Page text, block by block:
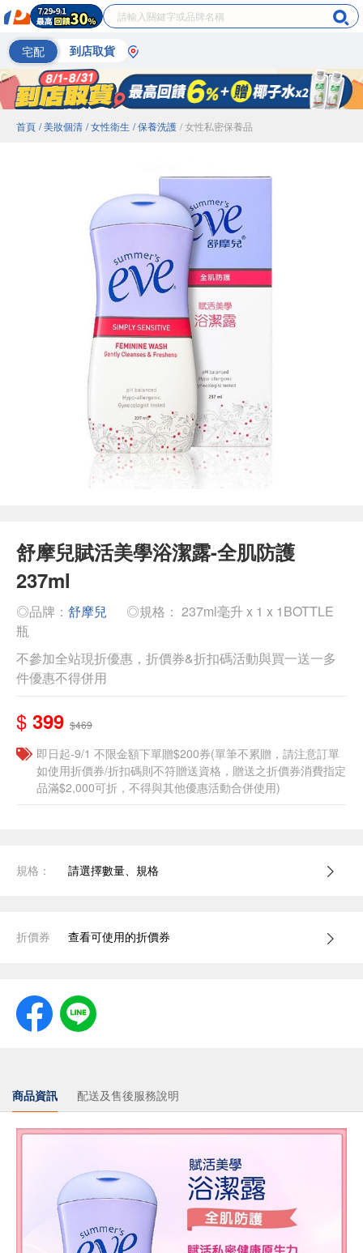
宅配 到店取貨
首頁 / 美妝個清 / 女性衛生 / 保養洗護 / 女性私密保養品
舒摩兒賦活美學浴潔露-全肌防護
237ml
◎品牌： 舒摩兒
◎規格： 237ml毫升 x 1 x 1BOTTLE
瓶
不參加全站現折優惠，折價券&折扣碼活動與買一送一多
件優惠不得併用
$ 399 $469
即日起-9/1 不限金額下單贈$200券(單筆不累贈，請注意訂單
如使用折價券/折扣碼則不符贈送資格，贈送之折價券消費指定
品滿$2,000可折，不得與其他優惠活動合併使用)
規格： 請選擇數量、規格
折價券 查看可使用的折價券
商品資訊 配送及售後服務說明